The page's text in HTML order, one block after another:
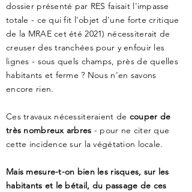
dossier présenté par RES faisait l'impasse
totale - ce qui fit l'objet d'une forte critique
de la MRAE cet été 2021) nécessiterait de
creuser des tranchées pour y enfouir les
lignes - sous quels champs, près de quelles
habitants et ferme ? Nous n'en savons
encore rien.
Ces travaux nécessiteraient de couper de
très nombreux arbres - pour ne citer que
cette incidence sur la végétation locale.
Mais mesure-t-on bien les risques, sur les
habitants et le bétail, du passage de ces